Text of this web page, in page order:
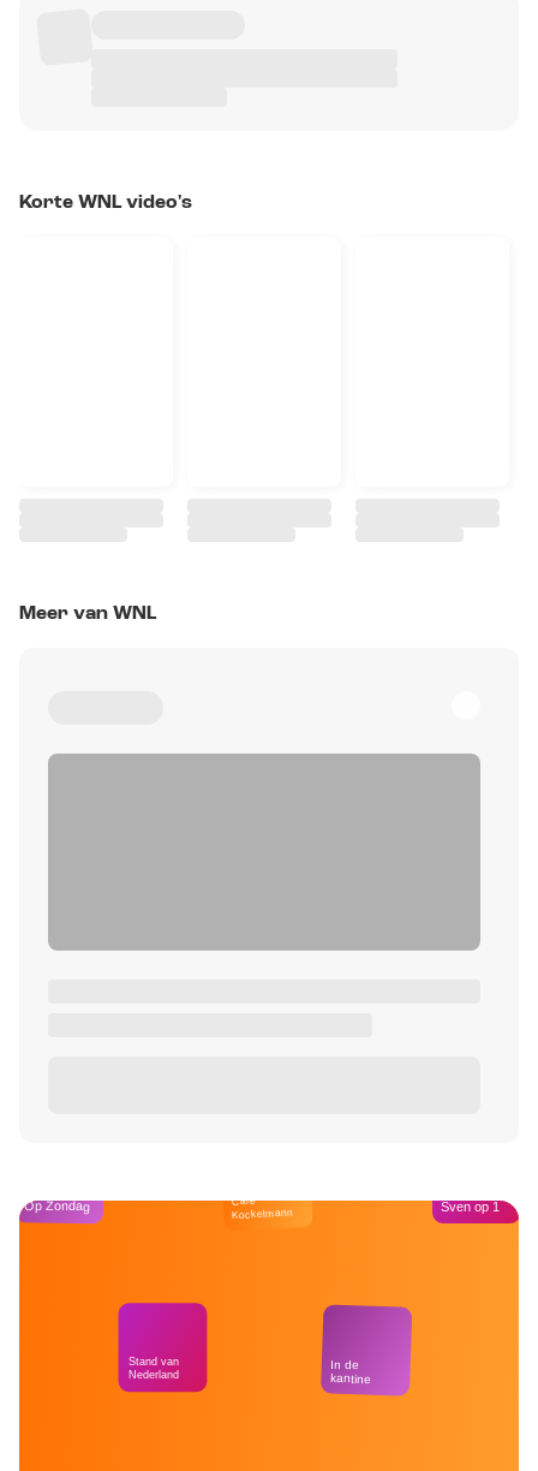
Korte WNL video's
Meer van WNL
Op Zondag
Stand van
Nederland
Café
Kockelmann
In de
kantine
Sven op 1